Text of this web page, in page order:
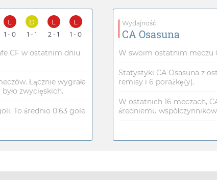
L
1 - 0
D
1 - 1
L
2 - 1
L
1 - 0
CF w ostatnim dniu
Łącznie wygrała
zwycięskich.
To średnio 0.63 gole
Wydajność
CA Osasuna
W swoim ostatnim meczu
Statystyki CA Osasuna z
remisy i 6 porażkę(y).
W ostatnich 16 meczach,
średniemu